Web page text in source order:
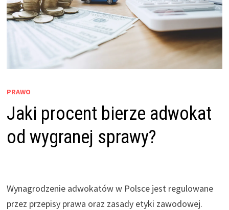
PRAWO
Jaki procent bierze adwokat
od wygranej sprawy?
Wynagrodzenie adwokatów w Polsce jest regulowane
przez przepisy prawa oraz zasady etyki zawodowej.